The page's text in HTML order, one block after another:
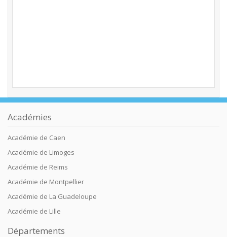
Académies
Académie de Caen
Académie de Limoges
Académie de Reims
Académie de Montpellier
Académie de La Guadeloupe
Académie de Lille
Départements